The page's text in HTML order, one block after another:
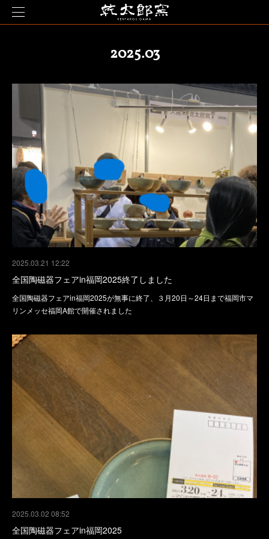
2025.03
2025.03.21 12:22
全国陶磁器フェアin福岡2025終了しました
全国陶磁器フェアin福岡2025が無事に終了、３月20日～24日まで福岡市マ
リンメッセ福岡A館で開催されました
2025.03.02 08:52
全国陶磁器フェアin福岡2025